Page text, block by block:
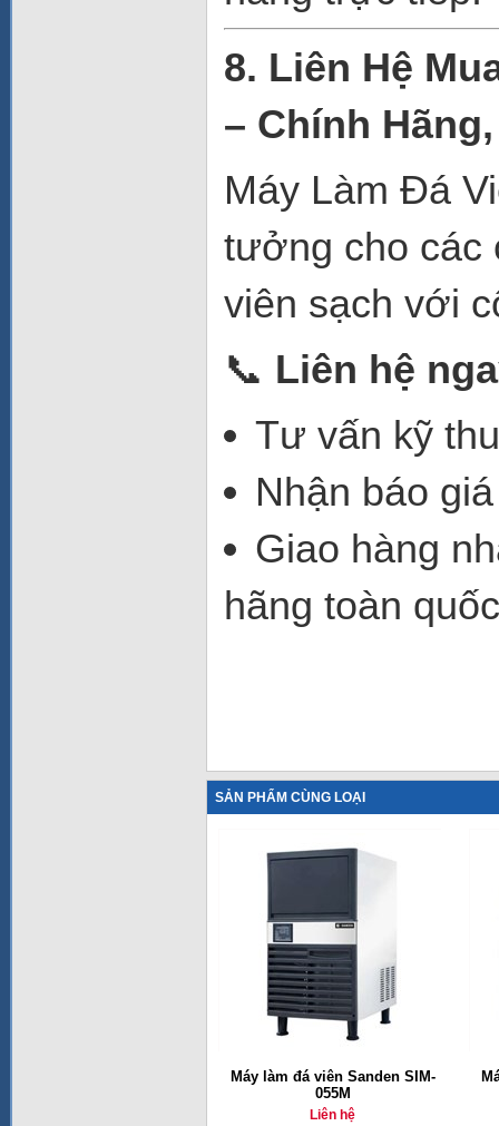
8. Liên Hệ
– Chính
Máy Làm Đá
tưởng cho các
viên sạch với
📞 Liên hệ
Tư vấn kỹ
Nhận báo
Giao hàng
hãng toàn
SẢN PHẨM CÙNG LOẠI
Máy làm đá viên Sanden SIM-
055M
Liên hệ